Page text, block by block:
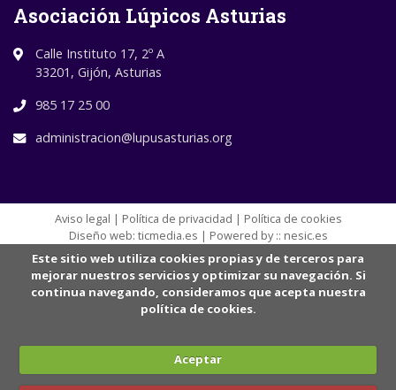
Asociación Lúpicos Asturias
Calle Instituto 17, 2º A
33201, Gijón, Asturias
985 17 25 00
administracion@lupusasturias.org
Aviso legal | Política de privacidad | Política de cookies
Diseño web: ticmedia.es | Powered by :: nesic.es
Este sitio web utiliza cookies propias y de terceros para
mejorar nuestros servicios y optimizar su navegación. Si
continua navegando, consideramos que acepta nuestra
política de cookies.
Aceptar